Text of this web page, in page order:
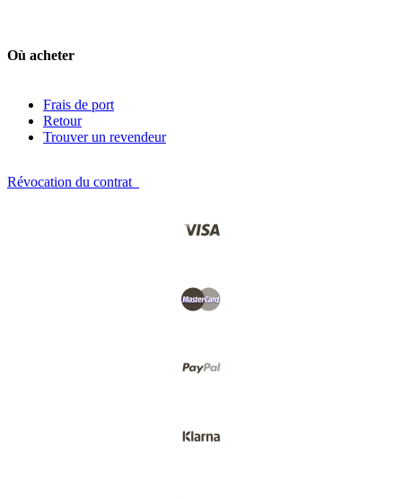
Où acheter
Frais de port
Retour
Trouver un revendeur
Révocation du contrat